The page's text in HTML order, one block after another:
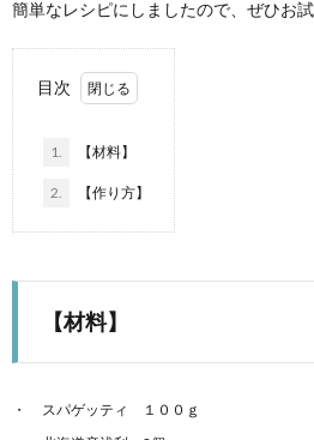
簡単なレシピにしましたので、ぜひお試
目次
1. 【材料】
2. 【作り方】
【材料】
スパゲッティ １００ｇ